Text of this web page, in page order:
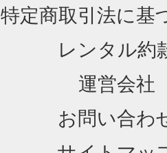
特定商取引法に基
レンタル約
運営会社
お問い合わ